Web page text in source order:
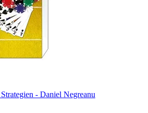
- Daniel Negreanu